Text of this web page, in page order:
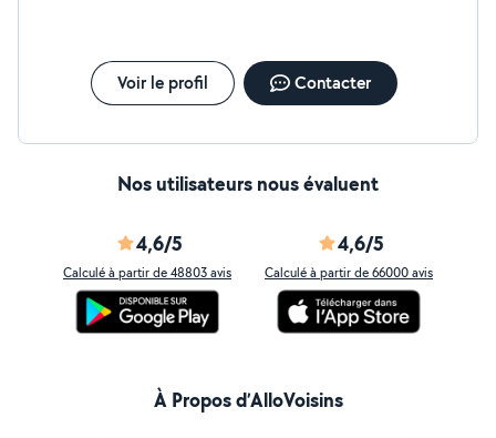
Voir le profil Contacter
Nos utilisateurs nous évaluent
4,6/5
Calculé à partir de 48803 avis
4,6/5
Calculé à partir de 66000 avis
À Propos d’AlloVoisins